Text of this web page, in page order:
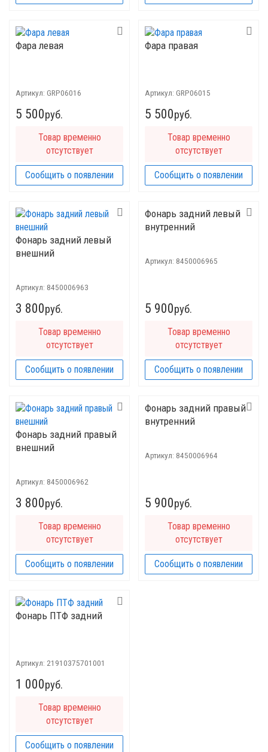
Фара левая
Артикул: GRP06016
5 500руб.
Товар временно
отсутствует
Сообщить о появлении
Фара правая
Артикул: GRP06015
5 500руб.
Товар временно
отсутствует
Сообщить о появлении
Фонарь задний левый
внешний
Артикул: 8450006963
3 800руб.
Товар временно
отсутствует
Сообщить о появлении
Фонарь задний левый
внутренний
Артикул: 8450006965
5 900руб.
Товар временно
отсутствует
Сообщить о появлении
Фонарь задний правый
внешний
Артикул: 8450006962
3 800руб.
Товар временно
отсутствует
Сообщить о появлении
Фонарь задний правый
внутренний
Артикул: 8450006964
5 900руб.
Товар временно
отсутствует
Сообщить о появлении
Фонарь ПТФ задний
Артикул: 21910375701001
1 000руб.
Товар временно
отсутствует
Сообщить о появлении